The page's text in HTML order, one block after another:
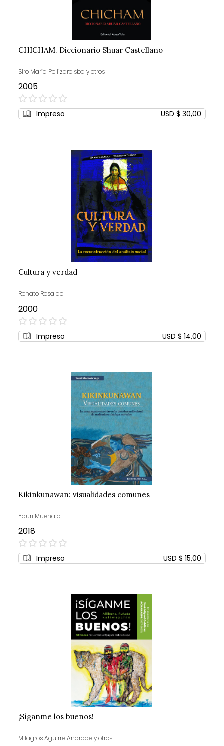
CHICHAM. Diccionario Shuar Castellano
Siro María Pellizaro sbd y otros
2005
0%
Impreso USD $ 30,00
Cultura y verdad
Renato Rosaldo
2000
0%
Impreso USD $ 14,00
Kikinkunawan: visualidades comunes
Yauri Muenala
2018
0%
Impreso USD $ 15,00
¡Síganme los buenos!
Milagros Aguirre Andrade y otros